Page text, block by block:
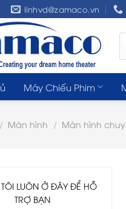
linhvd@zamaco.vn
Máy Chiếu Phim
/ Màn hình / Màn hình
LUÔN Ở ĐÂY ĐỂ HỖ
TRỢ BẠN